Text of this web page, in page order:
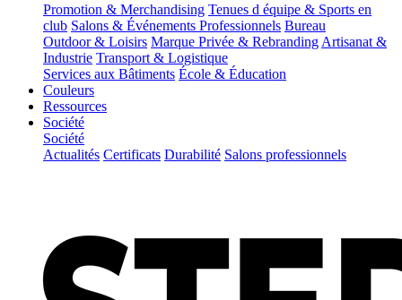
Promotion & Merchandising Tenues d équipe & Sports en
club Salons & Événements Professionnels Bureau
Outdoor & Loisirs Marque Privée & Rebranding Artisanat &
Industrie Transport & Logistique
Services aux Bâtiments École & Éducation
Couleurs
Ressources
Société
Société
Actualités Certificats Durabilité Salons professionnels